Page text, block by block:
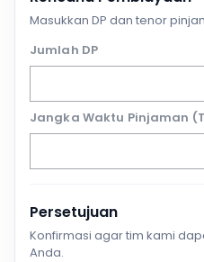
Masukkan DP dan tenor
Jumlah DP
Jangka Waktu Pinjaman
Persetujuan
Konfirmasi agar tim kami
Anda.